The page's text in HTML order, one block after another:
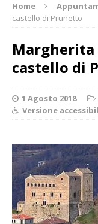
Home
castello di Prunetto
Margherita
castello di
1 Agosto 2018
Versione